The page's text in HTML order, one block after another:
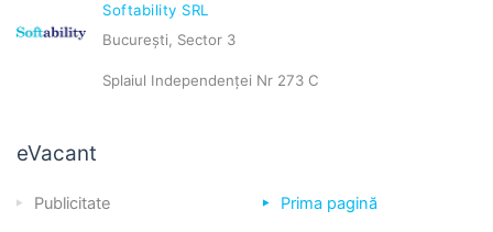
Softability SRL
București, Sector 3
Splaiul Independenței Nr 273 C
eVacant
Publicitate Prima pagină